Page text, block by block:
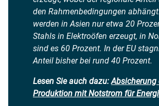
den Rahmenbedingungen
werden in Asien nur etwa 20
Stahls in Elektroöfen erzeugt, in
sind es 60 Prozent. In der EU
Anteil bisher bei rund 40 Prozent.
Lesen Sie auch dazu:Absicherung
Produktion mit Notstrom für